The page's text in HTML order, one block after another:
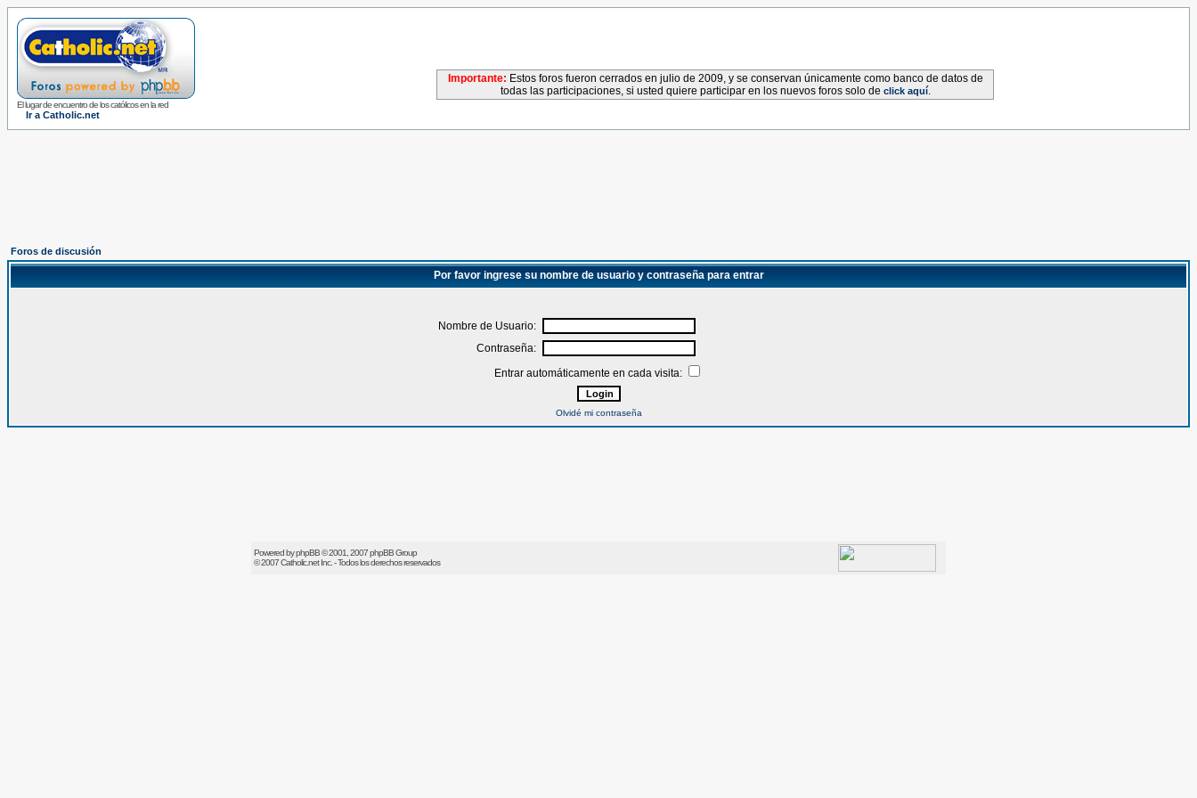
El lugar de encuentro de los católicos en la red
Ir a Catholic.net
Importante: Estos foros fueron cerrados en julio de 2009, y se conservan únicamente como banco de datos de
todas las participaciones, si usted quiere participar en los nuevos foros solo de click aquí.
Foros de discusión
Por favor ingrese su nombre de usuario y contraseña para entrar
Nombre de Usuario:
Contraseña:
Entrar automáticamente en cada visita:
Olvidé mi contraseña
Powered byphpBB© 2001, 2007 phpBB Group
© 2007Catholic.netInc. - Todos los derechos reservados